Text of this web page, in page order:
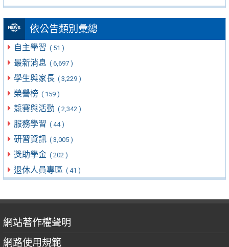
依公告類別彙總
自主學習 ( 51 )
最新消息 ( 6,697 )
學生與家長 ( 3,229 )
榮譽榜 ( 159 )
競賽與活動 ( 2,342 )
服務學習 ( 44 )
研習資訊 ( 3,005 )
獎助學金 ( 202 )
退休人員專區 ( 41 )
網站著作權聲明
網路使用規範